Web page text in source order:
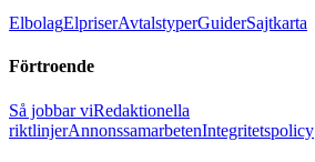
ElbolagElpriserAvtalstyperGuiderSajtkarta
Förtroende
Så jobbar viRedaktionella
riktlinjerAnnonssamarbetenIntegritetspolicy